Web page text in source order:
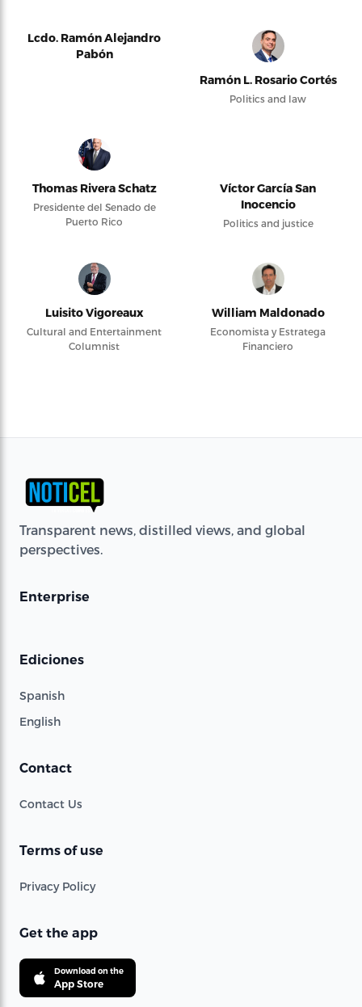
Lcdo. Ramón Alejandro
Pabón
Ramón L. Rosario Cortés
Politics and law
Thomas Rivera Schatz
Presidente del Senado de
Puerto Rico
Víctor García San
Inocencio
Politics and justice
Luisito Vigoreaux
Cultural and Entertainment
Columnist
William Maldonado
Economista y Estratega
Financiero
Transparent news, distilled views, and global
perspectives.
Enterprise
Ediciones
Spanish
English
Contact
Contact Us
Terms of use
Privacy Policy
Get the app
Download on the
App Store